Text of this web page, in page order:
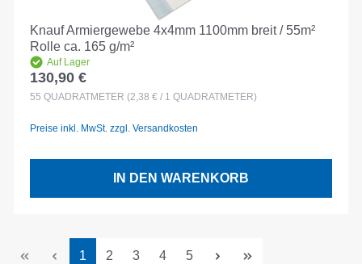
Knauf Armiergewebe 4x4mm 1100mm breit / 55m²
Rolle ca. 165 g/m²
Auf Lager
Regulärer Preis:
130,90 €
55 QUADRATMETER (2,38 € / 1 QUADRATMETER)
Preise inkl. MwSt. zzgl. Versandkosten
IN DEN WARENKORB
Seite
1 Seite
2 Seite
3 Seite
4 Seite
5